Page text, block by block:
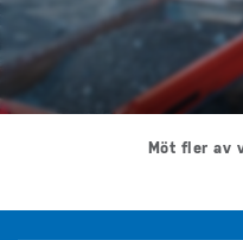
Möt fler av